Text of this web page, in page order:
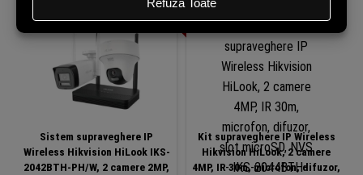
-25%
Sistem supraveghere IP
Wireless Hikvision HiLook IKS-
2042BTH-PH/W, 2 camere 2MP,
-25%
Kit supraveghere IP Wireless
Hikvision HiLook, 2 camere
4MP, IR 30m, microfon, difuzor,